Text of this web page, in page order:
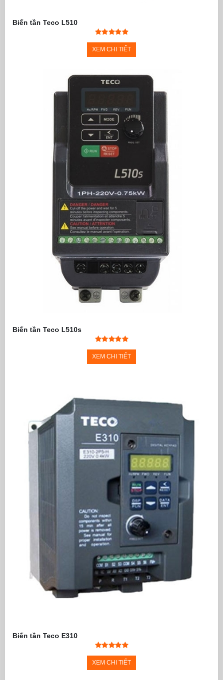
Biến tần Teco L510
XEM CHI TIẾT
Biến tần Teco L510s
XEM CHI TIẾT
Biến tần Teco E310
XEM CHI TIẾT